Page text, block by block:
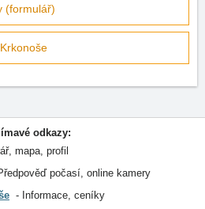
(formulář)
odkazy:
mapa, profil
počasí, online kamery
Informace, ceníky